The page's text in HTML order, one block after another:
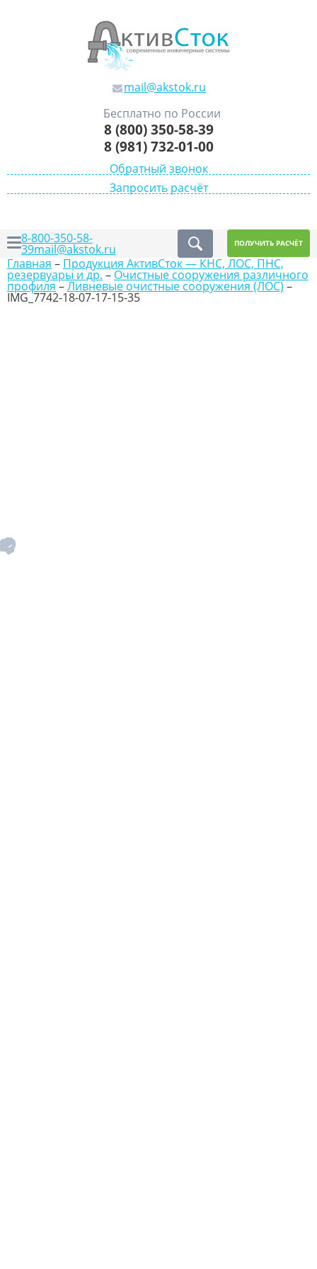
mail@akstok.ru
Бесплатно по России
8 (800) 350-58-39
8 (981) 732-01-00
Обратный звонок
Запросить расчёт
8-800-350-58-
39mail@akstok.ru ПОЛУЧИТЬ РАСЧЁТ
Главная – Продукция АктивСток — КНС, ЛОС, ПНС,
резервуары и др. – Очистные сооружения различного
профиля –Ливневые очистные сооружения (ЛОС) –
IMG_7742-18-07-17-15-35